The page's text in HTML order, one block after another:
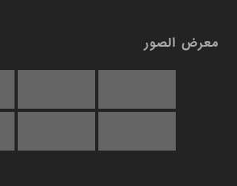
معرض الصور